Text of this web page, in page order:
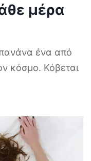
μέρα
ένα από
κόσμο. Κόβεται